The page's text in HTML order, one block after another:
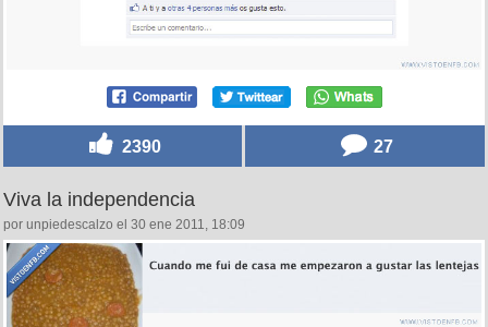
2390 27
Viva la independencia
por unpiedescalzo el 30 ene 2011, 18:09